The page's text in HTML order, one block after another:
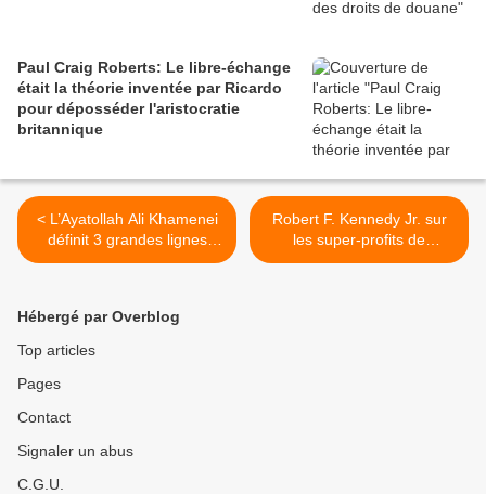
Paul Craig Roberts: Le libre-échange
était la théorie inventée par Ricardo
pour déposséder l'aristocratie
britannique
< L’Ayatollah Ali Khamenei
définit 3 grandes lignes
dans le nouvel ordre
Robert F. Kennedy Jr. sur
les super-profits de
l'industrie pharmaceutique
Hébergé par Overblog
Top articles
Pages
Contact
Signaler un abus
C.G.U.